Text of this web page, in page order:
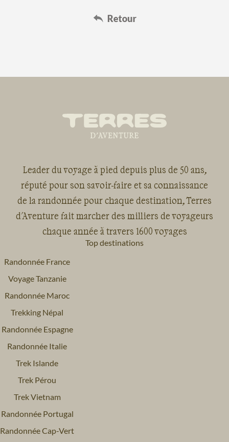
Leader du voyage à pied depuis plus de 50 ans,
réputé pour son savoir-faire et sa connaissance
de la randonnée pour chaque destination, Terres
d'Aventure fait marcher des milliers de voyageurs
chaque année à travers 1600 voyages
Top destinations
Randonnée France
Voyage Tanzanie
Randonnée Maroc
Trekking Népal
Randonnée Espagne
Randonnée Italie
Trek Islande
Trek Pérou
Trek Vietnam
Randonnée Portugal
Randonnée Cap-Vert